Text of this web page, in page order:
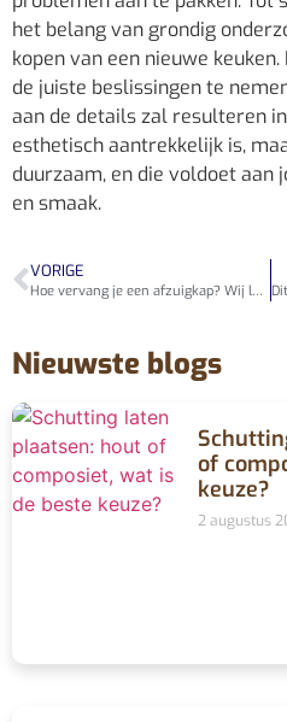
het belang van grondig
kopen van een nieuwe
de juiste beslissingen te
aan de details zal resulteren
esthetisch aantrekkelijk is,
duurzaam, en die voldoet aan
en smaak.
VORIGE
Hoe vervang je een afzuigkap? Wij leggen het stap voor stap uit
Nieuwste blogs
of
keuze?
2 augustus